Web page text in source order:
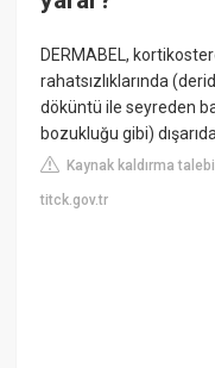
DERMABEL,
rahatsızlıklarında
döküntü ile seyreden
bozukluğu gibi)
Kaynak kaldırma talebi
titck.gov.tr